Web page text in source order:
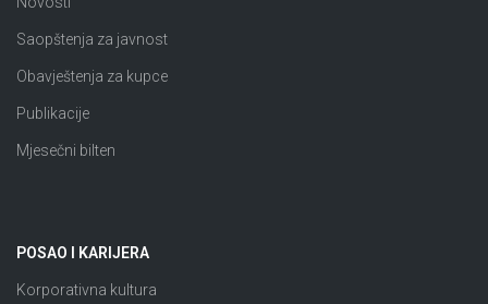
Saopštenja za javnost
Obavještenja za kupce
Publikacije
Mjesečni bilten
POSAO I KARIJERA
Korporativna kultura